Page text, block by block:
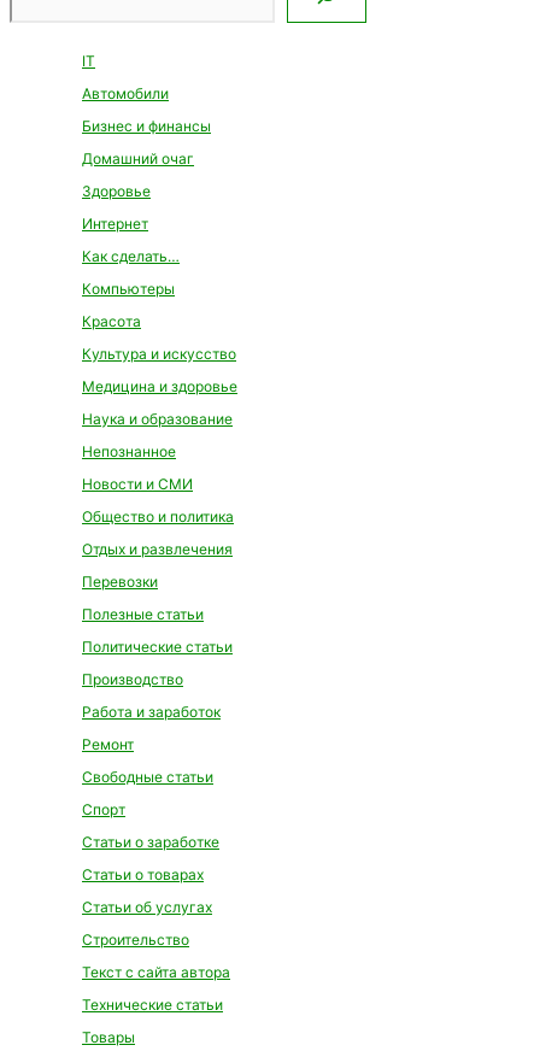
IT
Автомобили
Бизнес и финансы
Домашний очаг
Здоровье
Интернет
Как сделать…
Компьютеры
Красота
Культура и искусство
Медицина и здоровье
Наука и образование
Непознанное
Новости и СМИ
Общество и политика
Отдых и развлечения
Перевозки
Полезные статьи
Политические статьи
Производство
Работа и заработок
Ремонт
Свободные статьи
Спорт
Статьи о заработке
Статьи о товарах
Статьи об услугах
Строительство
Текст с сайта автора
Технические статьи
Товары